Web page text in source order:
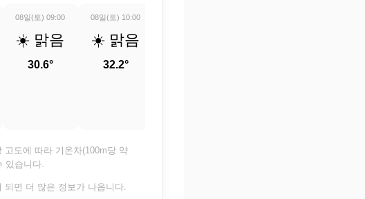
08일(토) 09:00
☀️ 맑음
30.6°
08일(토) 10:00
☀️ 맑음
32.2°
고도에 따라 기온차(100m당 약
있습니다.
되면 더 많은 정보가 나옵니다.